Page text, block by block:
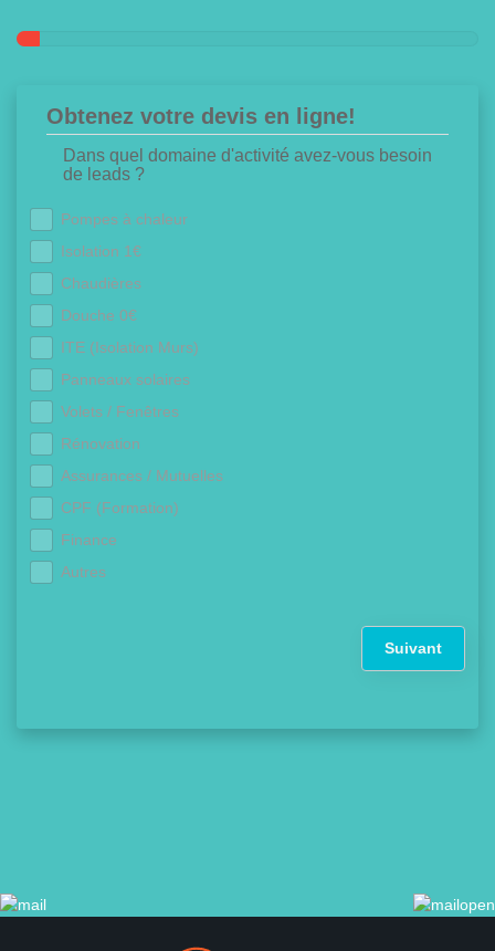
Obtenez votre devis en ligne!
Dans quel domaine d'activité avez-vous besoin
de leads ?
Pompes à chaleur
Isolation 1€
Chaudières
Douche 0€
ITE (Isolation Murs)
Panneaux solaires
Volets / Fenêtres
Rénovation
Assurances / Mutuelles
CPF (Formation)
Finance
Autres
Suivant